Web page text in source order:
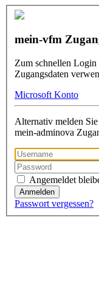
mein-vfm
Zum schnellen
Zugangsdaten
Microsoft Konto
Alternativ melden
mein-adminova
Angemeldet
Anmelden
Passwort vergessen?